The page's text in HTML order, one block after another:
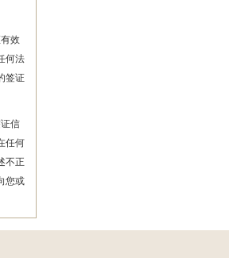
效
何法
签证
信
任何
不正
您或